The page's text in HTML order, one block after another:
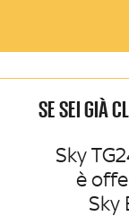
SE SEI GIÀ
Sky
è
Sky